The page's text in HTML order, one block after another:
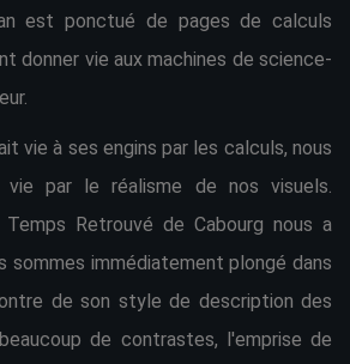
est ponctué de pages de calculs
donner vie aux machines de science-
vie à ses engins par les calculs, nous
vie par le réalisme de nos visuels.
Retrouvé de Cabourg nous a
sommes immédiatement plongé dans
de son style de description des
de contrastes, l'emprise de